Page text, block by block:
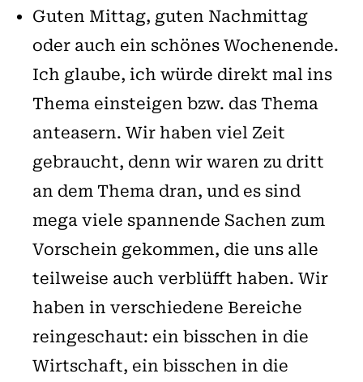
Guten Mittag, guten Nachmittag
oder auch ein schönes Wochenende.
Ich glaube, ich würde direkt mal ins
Thema einsteigen bzw. das Thema
anteasern. Wir haben viel Zeit
gebraucht, denn wir waren zu dritt
an dem Thema dran, und es sind
mega viele spannende Sachen zum
Vorschein gekommen, die uns alle
teilweise auch verblüfft haben. Wir
haben in verschiedene Bereiche
reingeschaut: ein bisschen in die
Wirtschaft, ein bisschen in die